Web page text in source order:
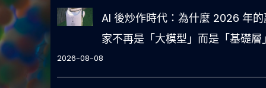
AI 後炒作時代：為什麼 2026 年的
家不再是「大模型」而是「基礎層
2026-08-08